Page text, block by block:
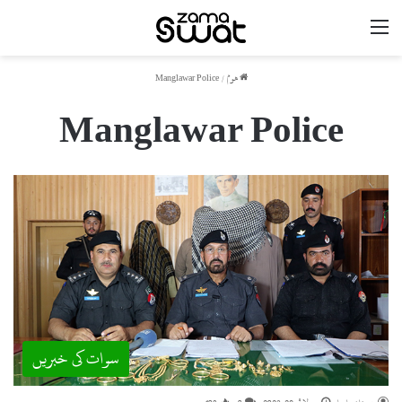
ھوم /
Manglawar Police
Manglawar Police
سوات کی خبریں